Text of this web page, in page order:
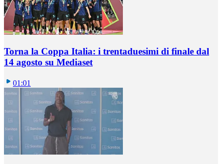
Torna la Coppa Italia: i trentaduesimi di finale dal
14 agosto su Mediaset
01:01